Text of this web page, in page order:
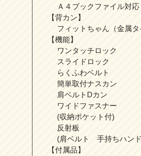
Ａ４ブックファイル対応
【背カン】
フィットちゃん（金属タ
【機能】
ワンタッチロック
スライドロック
らくふわベルト
簡単取付ナスカン
肩ベルトDカン
ワイドファスナー
(収納ポケット付)
反射板
(肩ベルト 手持ちハンド
【付属品】